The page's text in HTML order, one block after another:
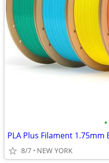
•
8/7 NEW YORK